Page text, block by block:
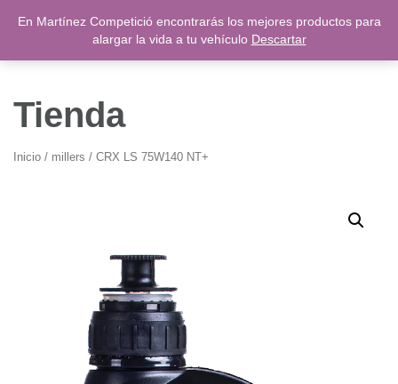
0,00€
Tienda
Inicio / millers / CRX LS 75W140 NT+
En Martínez Competició encontrarás los mejores productos para
alargar la vida a tu vehículo Descartar